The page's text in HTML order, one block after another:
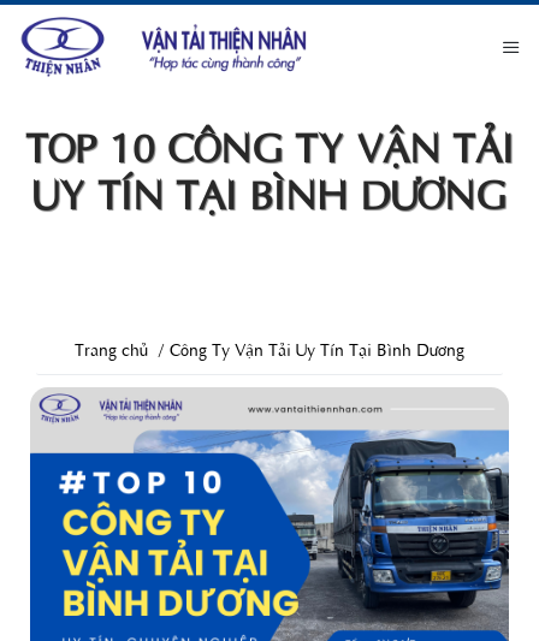
TOP 10 CÔNG TY VẬN TẢI
UY TÍN TẠI BÌNH DƯƠNG
Trang chủ Công Ty Vận Tải Uy Tín Tại Bình Dương